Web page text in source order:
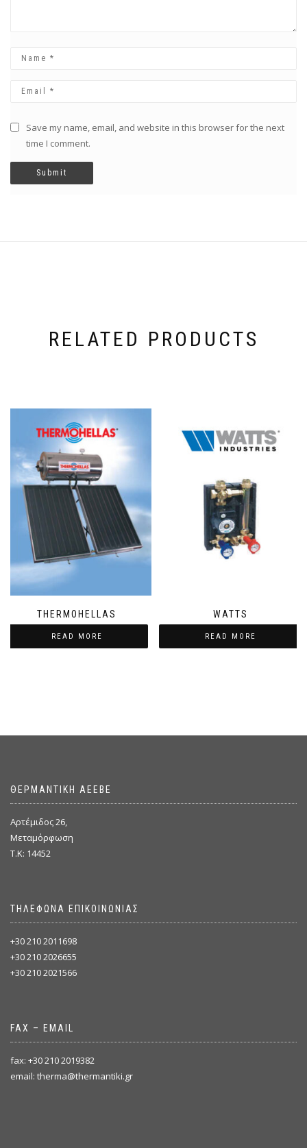
Save my name, email, and website in this browser for the next
time I comment.
RELATED PRODUCTS
THERMOHELLAS
READ MORE
WATTS
READ MORE
ΘΕΡΜΑΝΤΙΚΗ ΑΕΕΒΕ
Αρτέμιδος 26,
Μεταμόρφωση
T.K: 14452
ΤΗΛΕΦΩΝΑ ΕΠΙΚΟΙΝΩΝΙΑΣ
+30 210 2011698
+30 210 2026655
+30 210 2021566
FAX – EMAIL
fax: +30 210 2019382
email: therma@thermantiki.gr